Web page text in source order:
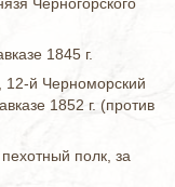
1845 г.
й Черноморский
1852 г. (против
полк, за